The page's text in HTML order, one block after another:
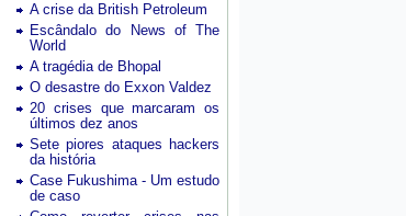
A crise da British Petroleum
Escândalo do News of The
World
A tragédia de Bhopal
O desastre do Exxon Valdez
20 crises que marcaram os
últimos dez anos
Sete piores ataques hackers
da história
Case Fukushima - Um estudo
de caso